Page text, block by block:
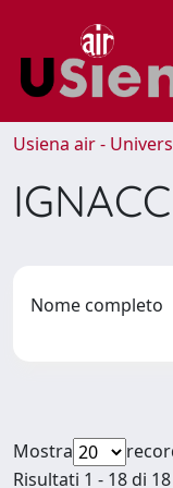
Usiena air -
Nome completo
Mostra
Risultati 1 - 18 di